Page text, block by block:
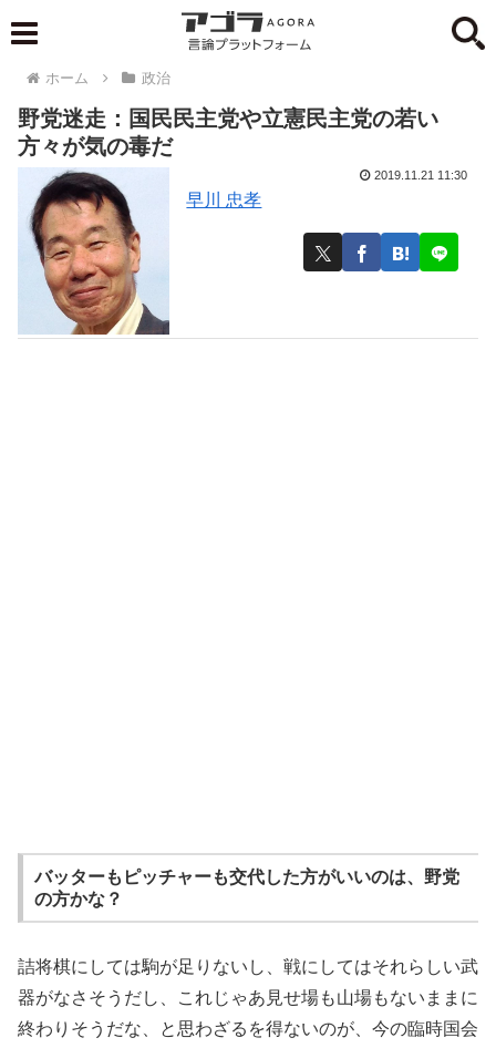
ホーム 政治
野党迷走：国民民主党や立憲民主党の若い
方々が気の毒だ
早川 忠孝
2019.11.21 11:30
バッターもピッチャーも交代した方がいいのは、野党
の方かな？
詰将棋にしては駒が足りないし、戦にしてはそれらしい武
器がなさそうだし、これじゃあ見せ場も山場もないままに
終わりそうだな、と思わざるを得ないのが、今の臨時国会